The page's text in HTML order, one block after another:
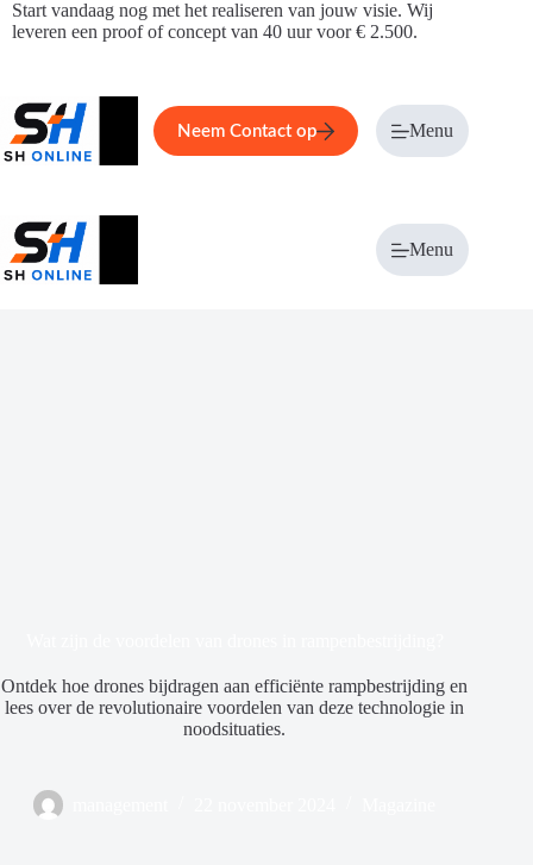
Ga
naar
Start vandaag nog met het realiseren van jouw visie. Wij
leveren een proof of concept van 40 uur voor € 2.500.
Home Service Over ons
Neem Contact op Menu
Menu
Ontdek hoe drones bijdragen aan efficiënte rampbestrijding en
lees over de revolutionaire voordelen van deze technologie in
noodsituaties.